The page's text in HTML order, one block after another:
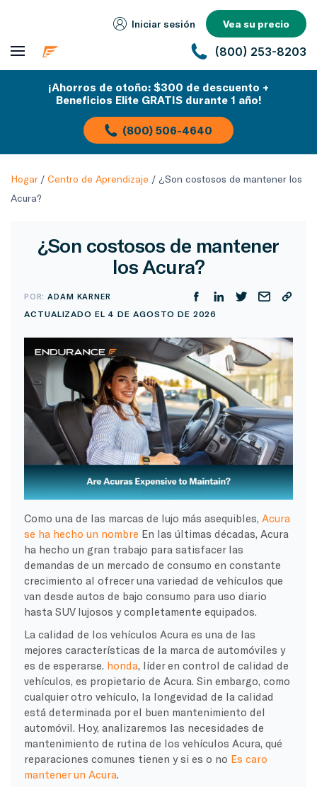
Iniciar sesión Vea su precio
(800) 253-8203
¡Ahorros de otoño: $300 de descuento +
Beneficios Elite GRATIS durante 1 año!
(800) 506-4640
Hogar/ Centro de Aprendizaje / ¿Son costosos de mantener los
Acura?
¿Son costosos de mantener
los Acura?
POR:ADAM KARNER
ACTUALIZADO EL 4 DE AGOSTO DE 2026
Como una de las marcas de lujo más asequibles, Acura
se ha hecho un nombre En las últimas décadas, Acura
ha hecho un gran trabajo para satisfacer las
demandas de un mercado de consumo en constante
crecimiento al ofrecer una variedad de vehículos que
van desde autos de bajo consumo para uso diario
hasta SUV lujosos y completamente equipados.
La calidad de los vehículos Acura es una de las
mejores características de la marca de automóviles y
es de esperarse. honda , líder en control de calidad de
vehículos, es propietario de Acura. Sin embargo, como
cualquier otro vehículo, la longevidad de la calidad
está determinada por el buen mantenimiento del
automóvil. Hoy, analizaremos las necesidades de
mantenimiento de rutina de los vehículos Acura, qué
reparaciones comunes tienen y si es o no Es caro
mantener un Acura